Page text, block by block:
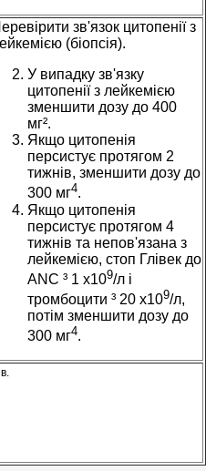
зв'язок цитопенії з
(біопсія).
У випадку зв'язку
цитопенії з лейкемією
зменшити дозу до 400
мг².
Якщо цитопенія
персистує протягом 2
тижнів, зменшити дозу до
300 мг4.
Якщо цитопенія
персистує протягом 4
тижнів та непов'язана з
лейкемією, стоп Глівек до
ANC ³ 1 x109/л і
тромбоцити ³ 20 x109/л,
потім зменшити дозу до
300 мг4.